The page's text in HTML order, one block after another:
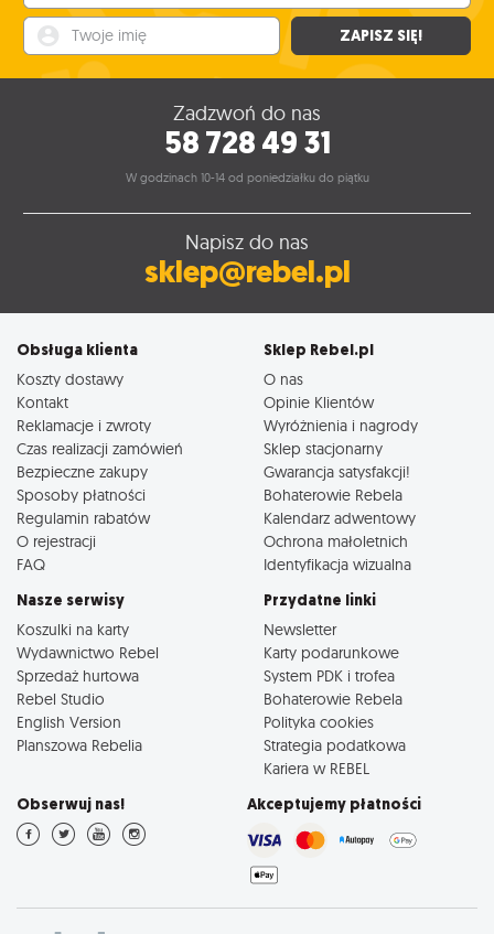
ZAPISZ SIĘ!
Zadzwoń do nas
58 728 49 31
W godzinach 10-14 od poniedziałku do piątku
Napisz do nas
sklep@rebel.pl
Obsługa klienta
Koszty dostawy
Kontakt
Reklamacje i zwroty
Czas realizacji zamówień
Bezpieczne zakupy
Sposoby płatności
Regulamin rabatów
O rejestracji
FAQ
Sklep Rebel.pl
O nas
Opinie Klientów
Wyróżnienia i nagrody
Sklep stacjonarny
Gwarancja satysfakcji!
Bohaterowie Rebela
Kalendarz adwentowy
Ochrona małoletnich
Identyfikacja wizualna
Nasze serwisy
Koszulki na karty
Wydawnictwo Rebel
Sprzedaż hurtowa
Rebel Studio
English Version
Planszowa Rebelia
Przydatne linki
Newsletter
Karty podarunkowe
System PDK i trofea
Bohaterowie Rebela
Polityka cookies
Strategia podatkowa
Kariera w REBEL
Obserwuj nas! Akceptujemy płatności